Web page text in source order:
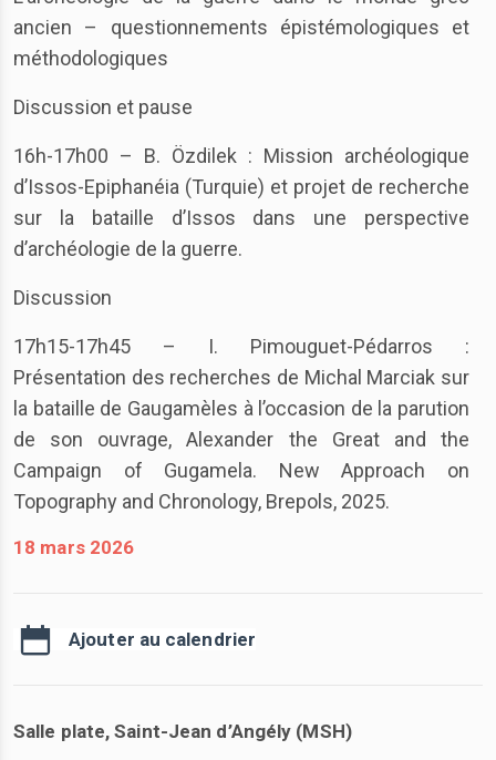
ancien – questionnements épistémologiques et
méthodologiques
Discussion et pause
16h-17h00 – B. Özdilek : Mission archéologique
d’Issos-Epiphanéia (Turquie) et projet de recherche
sur la bataille d’Issos dans une perspective
d’archéologie de la guerre.
Discussion
17h15-17h45 – I. Pimouguet-Pédarros :
Présentation des recherches de Michal Marciak sur
la bataille de Gaugamèles à l’occasion de la parution
de son ouvrage, Alexander the Great and the
Campaign of Gugamela. New Approach on
Topography and Chronology, Brepols, 2025.
18 mars 2026
Ajouter au calendrier
Salle plate, Saint-Jean d’Angély (MSH)